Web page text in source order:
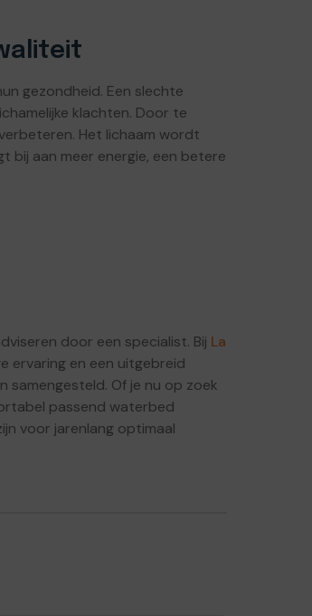
gezondheid. Een slechte
klachten. Door te
Het lichaam wordt
bij aan meer energie, een betere
door een specialist. Bij La
ervaring en een uitgebreid
Of je nu op zoek
passend waterbed
voor jarenlang optimaal